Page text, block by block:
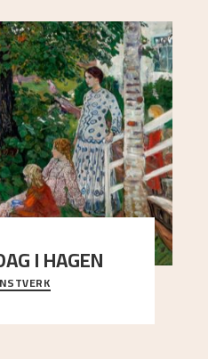
I HAGEN
samlet under de store